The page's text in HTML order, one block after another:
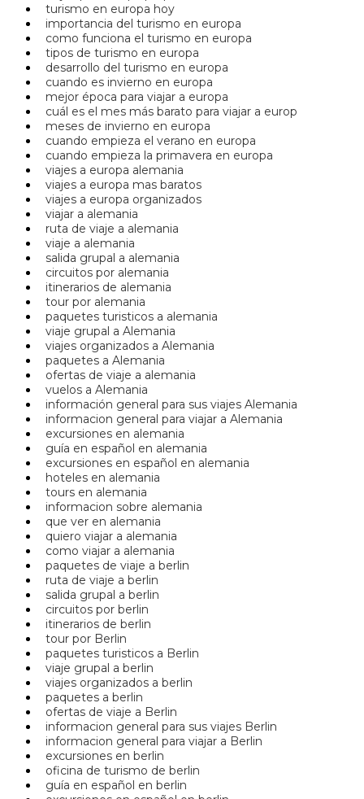
turismo en europa hoy
importancia del turismo en europa
como funciona el turismo en europa
tipos de turismo en europa
desarrollo del turismo en europa
cuando es invierno en europa
mejor época para viajar a europa
cuál es el mes más barato para viajar a europ
meses de invierno en europa
cuando empieza el verano en europa
cuando empieza la primavera en europa
viajes a europa alemania
viajes a europa mas baratos
viajes a europa organizados
viajar a alemania
ruta de viaje a alemania
viaje a alemania
salida grupal a alemania
circuitos por alemania
itinerarios de alemania
tour por alemania
paquetes turisticos a alemania
viaje grupal a Alemania
viajes organizados a Alemania
paquetes a Alemania
ofertas de viaje a alemania
vuelos a Alemania
información general para sus viajes Alemania
informacion general para viajar a Alemania
excursiones en alemania
guía en español en alemania
excursiones en español en alemania
hoteles en alemania
tours en alemania
informacion sobre alemania
que ver en alemania
quiero viajar a alemania
como viajar a alemania
paquetes de viaje a berlin
ruta de viaje a berlin
salida grupal a berlin
circuitos por berlin
itinerarios de berlin
tour por Berlin
paquetes turisticos a Berlin
viaje grupal a berlin
viajes organizados a berlin
paquetes a berlin
ofertas de viaje a Berlin
informacion general para sus viajes Berlin
informacion general para viajar a Berlin
excursiones en berlin
oficina de turismo de berlin
guía en español en berlin